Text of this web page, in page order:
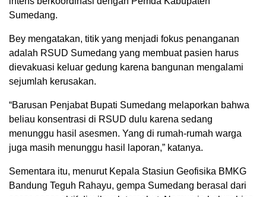
Sumedang.
Bey mengatakan, titik yang menjadi fokus penanganan
adalah RSUD Sumedang yang membuat pasien harus
dievakuasi keluar gedung karena bangunan mengalami
sejumlah kerusakan.
“Barusan Penjabat Bupati Sumedang melaporkan bahwa
beliau konsentrasi di RSUD dulu karena sedang
menunggu hasil asesmen. Yang di rumah-rumah warga
juga masih menunggu hasil laporan,” katanya.
Sementara itu, menurut Kepala Stasiun Geofisika BMKG
Bandung Teguh Rahayu, gempa Sumedang berasal dari